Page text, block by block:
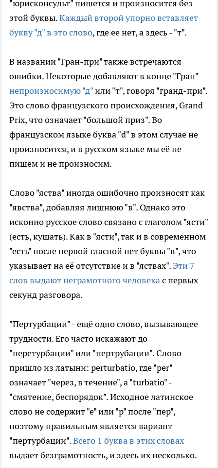
"юрисконсульт" пишется и произносится без
этой буквы.Каждый второй упорно вставляет
букву "д" в это слово, где ее нет, а здесь - "т".
В названии "Гран-при" также встречаются
ошибки. Некоторые добавляют в конце "Гран"
непроизносимую "д"или "т", говоря "гранд-при".
Это слово французского происхождения, Grand
Prix, что означает "большой приз". Во
французском языке буква "d" в этом случае не
произносится, и в русском языке мы её не
пишем и не произносим.
Слово "яства" иногда ошибочно произносят как
"явства", добавляя лишнюю "в". Однако это
исконно русское слово связано с глаголом "ясти"
(есть, кушать). Как в "ясти", так и в современном
"есть" после первой гласной нет буквы "в", что
указывает на её отсутствие и в "яствах". Эти 7
слов выдают неграмотного человекас первых
секунд разговора.
"Пертурбации" - ещё одно слово, вызывающее
трудности. Его часто искажают до
"перетурбации" или "пертрубации". Слово
пришло из латыни: perturbatio, где "per"
означает "через, в течение", а "turbatio" -
"смятение, беспорядок". Исходное латинское
слово не содержит "е" или "р" после "пер",
поэтому правильным является вариант
"пертурбации".Всего 1 буква в этих словах
выдает безграмотность, и здесь их несколько.